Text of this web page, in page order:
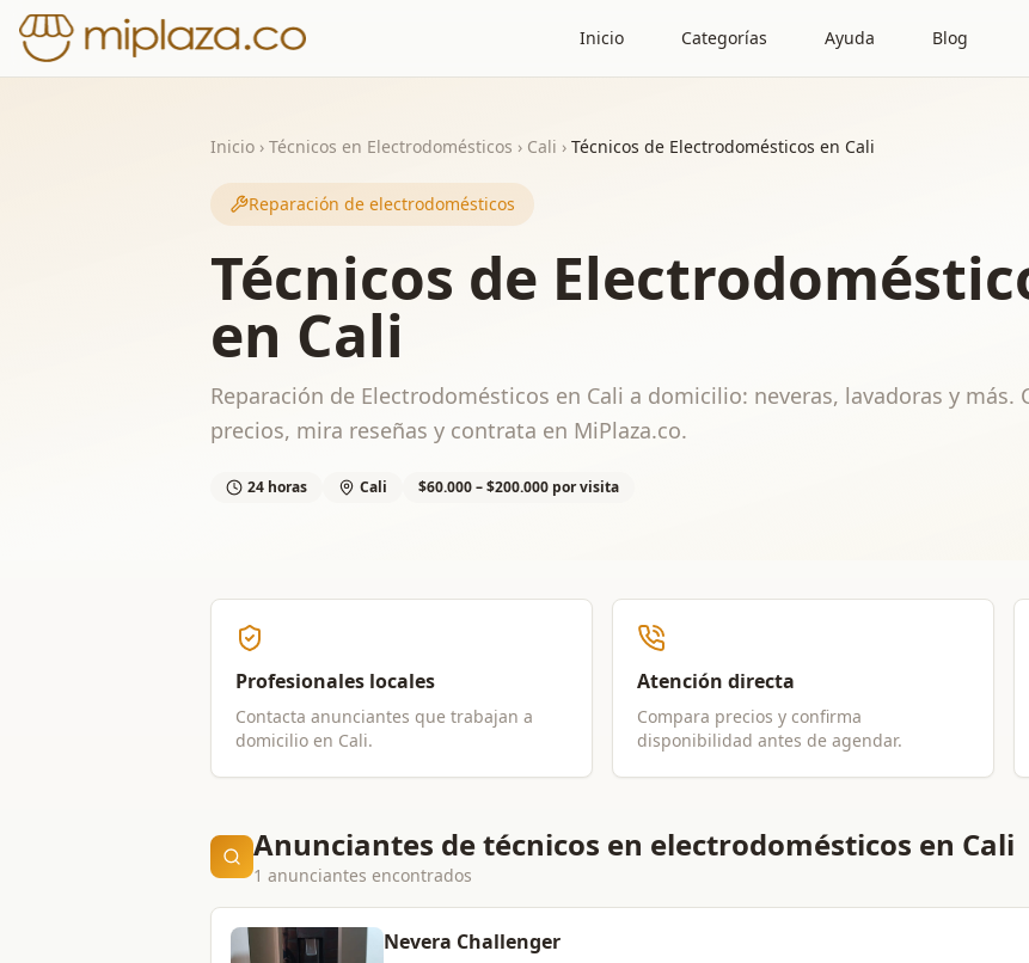
Inicio Categorías Ayuda Blog
Inicio › Técnicos en Electrodomésticos › Cali › Técnicos de Electrodomésticos en Cali
Reparación de electrodomésticos
Técnicos de
en Cali
Reparación de Electrodomésticos en Cali a domicilio: neveras, lavadoras y más.
precios, mira reseñas y contrata en MiPlaza.co.
24 horas Cali $60.000 – $200.000 por visita
Profesionales locales
Contacta anunciantes que trabajan a
domicilio en Cali.
Atención directa
Compara precios y confirma
disponibilidad antes de agendar.
Anunciantes de técnicos en electrodomésticos en Cali
1 anunciantes encontrados
Nevera Challenger